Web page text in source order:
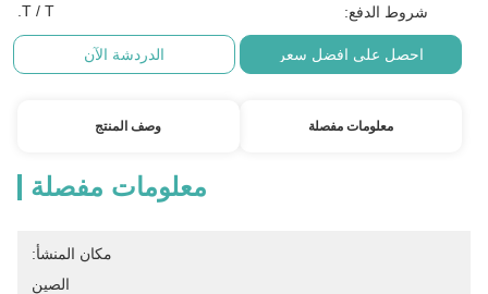
شروط الدفع: T / T.
احصل على افضل سعر الدردشة الآن
معلومات مفصلة وصف المنتج
معلومات مفصلة
مكان المنشأ:
الصين